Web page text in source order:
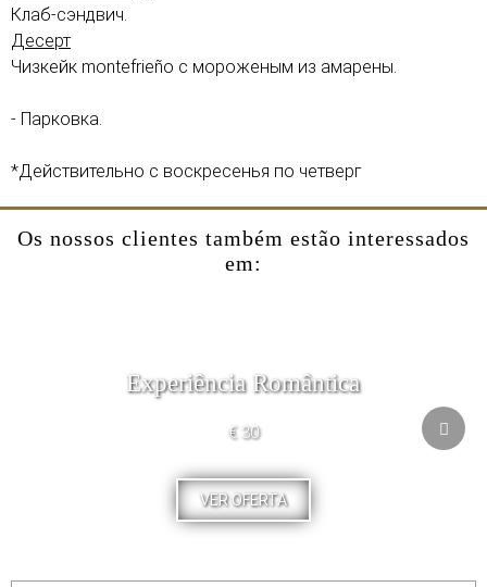
Клаб-сэндвич.
Десерт
Чизкейк montefrieño с мороженым из амарены.
- Парковка.
*Действительно с воскресенья по четверг
Os nossos clientes também estão interessados
em:
Experiência Romântica
€ 30
VER OFERTA